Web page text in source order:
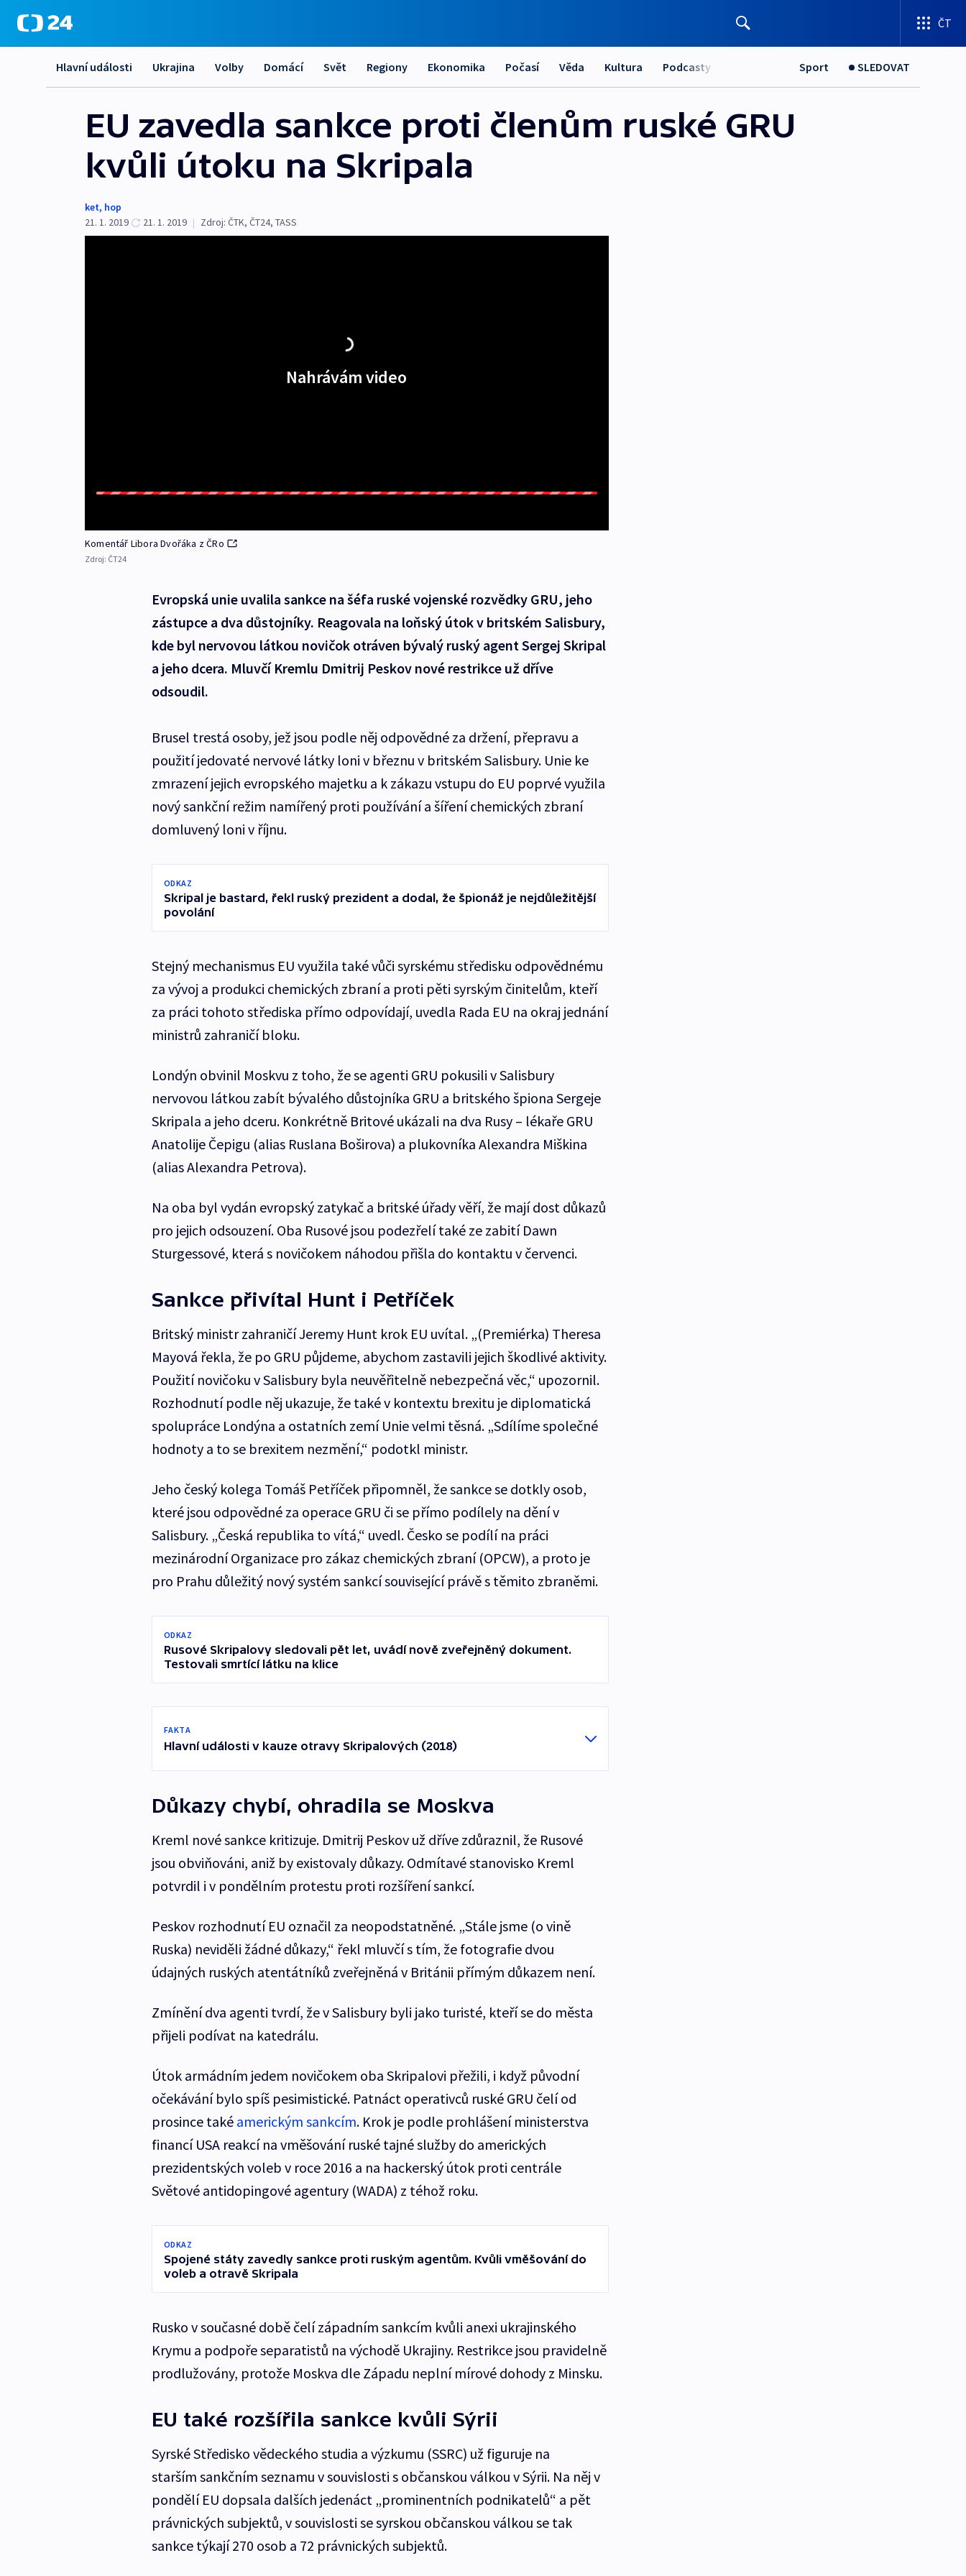
ČT
Hlavní události Ukrajina Volby Domácí Svět Regiony Ekonomika Počasí Věda Kultura Podcasty Sport SLEDOVAT
EU zavedla sankce proti členům ruské GRU
kvůli útoku na Skripala
ket, hop
21. 1. 2019
21. 1. 2019 | Zdroj: ČTK, ČT24, TASS
Nahrávám video
Komentář Libora Dvořáka z ČRo
Zdroj: ČT24
Evropská unie uvalila sankce na šéfa ruské vojenské rozvědky GRU, jeho
zástupce a dva důstojníky. Reagovala na loňský útok v britském Salisbury,
kde byl nervovou látkou novičok otráven bývalý ruský agent Sergej Skripal
a jeho dcera. Mluvčí Kremlu Dmitrij Peskov nové restrikce už dříve
odsoudil.
Brusel trestá osoby, jež jsou podle něj odpovědné za držení, přepravu a
použití jedovaté nervové látky loni v březnu v britském Salisbury. Unie ke
zmrazení jejich evropského majetku a k zákazu vstupu do EU poprvé využila
nový sankční režim namířený proti používání a šíření chemických zbraní
domluvený loni v říjnu.
ODKAZ
Skripal je bastard, řekl ruský prezident a dodal, že špionáž je nejdůležitější
povolání
Stejný mechanismus EU využila také vůči syrskému středisku odpovědnému
za vývoj a produkci chemických zbraní a proti pěti syrským činitelům, kteří
za práci tohoto střediska přímo odpovídají, uvedla Rada EU na okraj jednání
ministrů zahraničí bloku.
Londýn obvinil Moskvu z toho, že se agenti GRU pokusili v Salisbury
nervovou látkou zabít bývalého důstojníka GRU a britského špiona Sergeje
Skripala a jeho dceru. Konkrétně Britové ukázali na dva Rusy – lékaře GRU
Anatolije Čepigu (alias Ruslana Boširova) a plukovníka Alexandra Miškina
(alias Alexandra Petrova).
Na oba byl vydán evropský zatykač a britské úřady věří, že mají dost důkazů
pro jejich odsouzení. Oba Rusové jsou podezřelí také ze zabití Dawn
Sturgessové, která s novičokem náhodou přišla do kontaktu v červenci.
Sankce přivítal Hunt i Petříček
Britský ministr zahraničí Jeremy Hunt krok EU uvítal. „(Premiérka) Theresa
Mayová řekla, že po GRU půjdeme, abychom zastavili jejich škodlivé aktivity.
Použití novičoku v Salisbury byla neuvěřitelně nebezpečná věc,“ upozornil.
Rozhodnutí podle něj ukazuje, že také v kontextu brexitu je diplomatická
spolupráce Londýna a ostatních zemí Unie velmi těsná. „Sdílíme společné
hodnoty a to se brexitem nezmění,“ podotkl ministr.
Jeho český kolega Tomáš Petříček připomněl, že sankce se dotkly osob,
které jsou odpovědné za operace GRU či se přímo podílely na dění v
Salisbury. „Česká republika to vítá,“ uvedl. Česko se podílí na práci
mezinárodní Organizace pro zákaz chemických zbraní (OPCW), a proto je
pro Prahu důležitý nový systém sankcí související právě s těmito zbraněmi.
ODKAZ
Rusové Skripalovy sledovali pět let, uvádí nově zveřejněný dokument.
Testovali smrtící látku na klice
FAKTA
Hlavní události v kauze otravy Skripalových (2018)
Důkazy chybí, ohradila se Moskva
Kreml nové sankce kritizuje. Dmitrij Peskov už dříve zdůraznil, že Rusové
jsou obviňováni, aniž by existovaly důkazy. Odmítavé stanovisko Kreml
potvrdil i v pondělním protestu proti rozšíření sankcí.
Peskov rozhodnutí EU označil za neopodstatněné. „Stále jsme (o vině
Ruska) neviděli žádné důkazy,“ řekl mluvčí s tím, že fotografie dvou
údajných ruských atentátníků zveřejněná v Británii přímým důkazem není.
Zmínění dva agenti tvrdí, že v Salisbury byli jako turisté, kteří se do města
přijeli podívat na katedrálu.
Útok armádním jedem novičokem oba Skripalovi přežili, i když původní
očekávání bylo spíš pesimistické. Patnáct operativců ruské GRU čelí od
prosince také americkým sankcím. Krok je podle prohlášení ministerstva
financí USA reakcí na vměšování ruské tajné služby do amerických
prezidentských voleb v roce 2016 a na hackerský útok proti centrále
Světové antidopingové agentury (WADA) z téhož roku.
ODKAZ
Spojené státy zavedly sankce proti ruským agentům. Kvůli vměšování do
voleb a otravě Skripala
Rusko v současné době čelí západním sankcím kvůli anexi ukrajinského
Krymu a podpoře separatistů na východě Ukrajiny. Restrikce jsou pravidelně
prodlužovány, protože Moskva dle Západu neplní mírové dohody z Minsku.
EU také rozšířila sankce kvůli Sýrii
Syrské Středisko vědeckého studia a výzkumu (SSRC) už figuruje na
starším sankčním seznamu v souvislosti s občanskou válkou v Sýrii. Na něj v
pondělí EU dopsala dalších jedenáct „prominentních podnikatelů“ a pět
právnických subjektů, v souvislosti se syrskou občanskou válkou se tak
sankce týkají 270 osob a 72 právnických subjektů.